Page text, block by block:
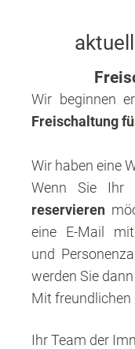
Wir beginnen
Freischaltung
Wir haben eine
Wenn Sie Ihr
reservieren
eine E-Mail
und
werden Sie
Mit freundlichen
Ihr Team der